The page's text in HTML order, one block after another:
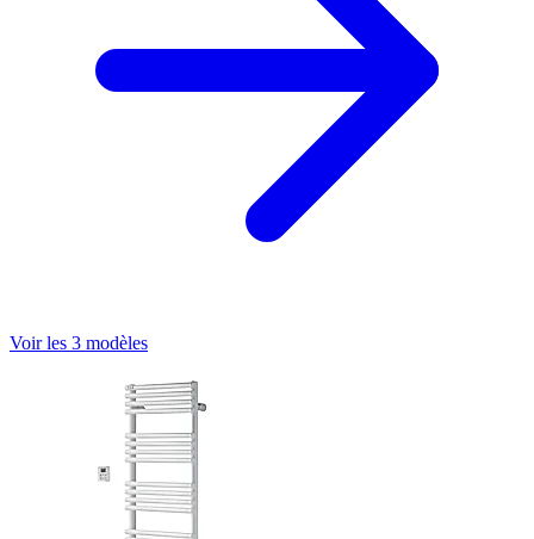
Voir les 3 modèles